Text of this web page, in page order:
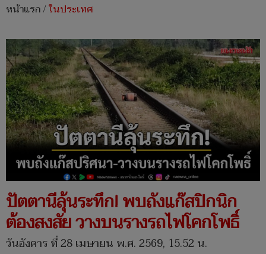
หน้าแรก/ในประเทศ
ปัตตานีลุ้นระทึก! พบถังแก๊สปิกนิก
ต้องสงสัย วางบนรางรถไฟโคกโพธิ์
วันอังคาร ที่ 28 เมษายน พ.ศ. 2569, 15.52 น.